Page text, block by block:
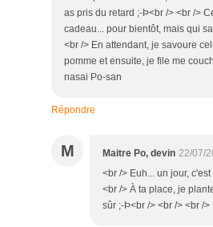
as pris du retard ;-Þ<br /> <br />
cadeau... pour bientôt, mais qui
<br /> En attendant, je savoure
pomme et ensuite, je file me
nasai Po-san
Répondre
M Maitre Po, devin 22/07/
<br /> Euh... un jour,
<br /> À ta place, je
sûr ;-Þ<br /> <br /> <br />